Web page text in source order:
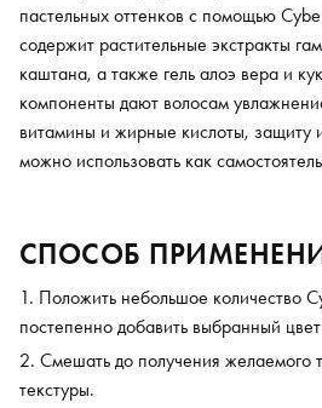
пастельных оттенков с помощью
содержит растительные экстракты
каштана, а также гель алоэ вера и
компоненты дают волосам
витамины и жирные кислоты, защиту
можно использовать как
СПОСОБ
Положить небольшое количество
постепенно добавить выбранный
Смешать до получения желаемого
текстуры.